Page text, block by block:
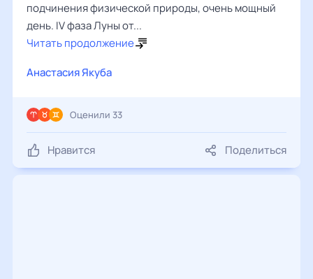
подчинения физической природы, очень мощный
день. IV фаза Луны от...
Читать продолжение
Анастасия Якуба
Нравится Поделиться
Оценили 33